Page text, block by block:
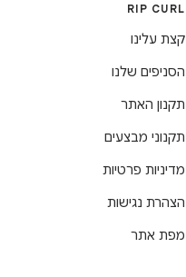
RIP CURL
קצת עלינו
הסניפים שלנו
תקנון האתר
תקנוני מבצעים
מדיניות פרטיות
הצהרת נגישות
מפת אתר